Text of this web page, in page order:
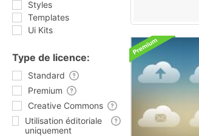
Styles
Templates
Ui Kits
Type de licence:
Standard
Premium
Creative Commons
Utilisation éditoriale
uniquement